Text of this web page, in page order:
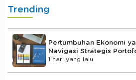
Trending
Pertumbuhan Ekonomi
Navigasi Strategis
1 hari yang lalu